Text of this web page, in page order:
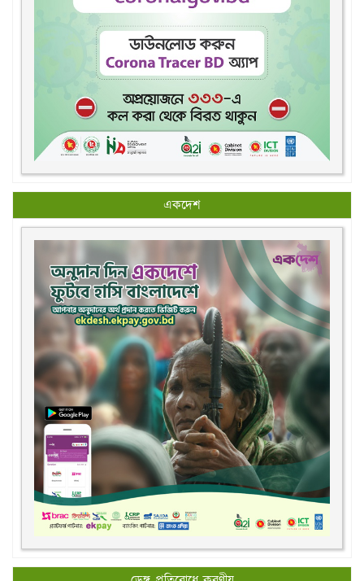
একদেশ